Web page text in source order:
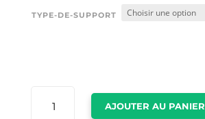
TYPE-DE-SUPPORT
AJOUTER AU PANIER